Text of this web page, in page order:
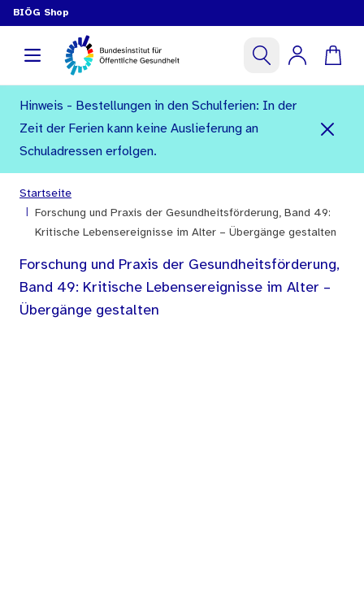
BIÖG Shop
Hinweis - Bestellungen in den Schulferien: In der
Zeit der Ferien kann keine Auslieferung an
Schuladressen erfolgen.
Startseite
Forschung und Praxis der Gesundheitsförderung, Band 49:
Kritische Lebensereignisse im Alter – Übergänge gestalten
Forschung und Praxis der Gesundheitsförderung,
Band 49: Kritische Lebensereignisse im Alter –
Übergänge gestalten